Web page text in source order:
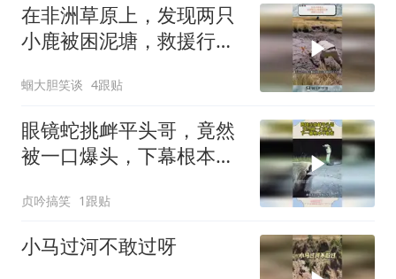
在非洲草原上，发现两只
小鹿被困泥塘，救援行动
蝈大胆笑谈 4跟贴
眼镜蛇挑衅平头哥，竟然
被一口爆头，下幕根本不
贞吟搞笑 1跟贴
小马过河不敢过呀